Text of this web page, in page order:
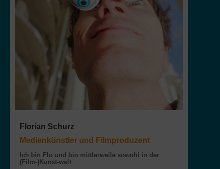
Florian Schurz
Medienkünstler und Filmproduzent
Ich bin Flo und bin mittlerweile sowohl in der
(Film-)Kunst-welt